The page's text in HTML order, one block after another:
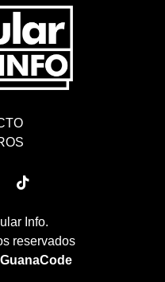
Info.
reservados
GuanaCode